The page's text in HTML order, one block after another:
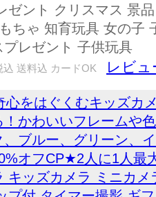
ゼント クリスマス 景
ちゃ 知育玩具 女の子
プレゼント 子供玩具
込 送料込 カードOK レビュ
心をはぐくむキッズカ
！かわいいフレームや
、ブルー、グリーン、
オフCP★2人に1人最
キッズカメラ ミニカ